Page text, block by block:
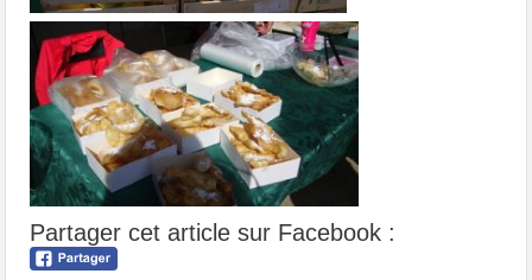
Partager cet article sur Facebook :